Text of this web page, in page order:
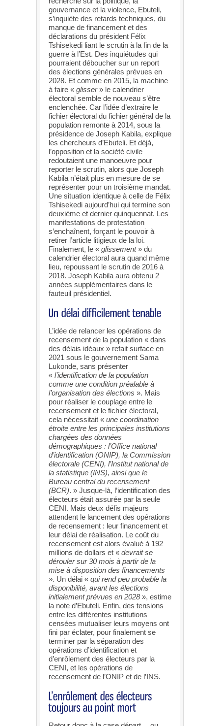
gouvernance et la violence, Ebuteli,
s’inquiète des retards techniques, du
manque de financement et des
déclarations du président Félix
Tshisekedi liant le scrutin à la fin de la
guerre à l’Est. Des inquiétudes qui
pourraient déboucher sur un report
des élections générales prévues en
2028. Et comme en 2015, la machine
à faire « glisser» le calendrier
électoral semble de nouveau s’être
enclenchée. Car l’idée d’extraire le
fichier électoral du fichier général de la
population remonte à 2014, sous la
présidence de Joseph Kabila, explique
les chercheurs d’Ebuteli. Et déjà,
l’opposition et la société civile
redoutaient une manoeuvre pour
reporter le scrutin, alors que Joseph
Kabila n’était plus en mesure de se
représenter pour un troisième mandat.
Une situation identique à celle de Félix
Tshisekedi aujourd’hui qui termine son
deuxième et dernier quinquennat. Les
manifestations de protestation
s’enchaînent, forçant le pouvoir à
retirer l’article litigieux de la loi.
Finalement, le « glissement» du
calendrier électoral aura quand même
lieu, repoussant le scrutin de 2016 à
2018. Joseph Kabila aura obtenu 2
années supplémentaires dans le
fauteuil présidentiel.
L’idée de relancer les opérations de
recensement de la population « dans
des délais idéaux » refait surface en
2021 sous le gouvernement Sama
Lukonde, sans présenter
« l’identification de la population
comme une condition préalable à
l’organisation des élections ». Mais
pour réaliser le couplage entre le
recensement et le fichier électoral,
cela nécessitait « une coordination
étroite entre les principales institutions
chargées des données
démographiques : l’Office national
d’identification (ONIP), la Commission
électorale (CENI), l’Institut national de
la statistique (INS), ainsi que le
Bureau central du recensement
(BCR). » Jusque-là, l’identification des
électeurs était assurée par la seule
CENI. Mais deux défis majeurs
attendent le lancement des opérations
de recensement : leur financement et
leur délai de réalisation. Le coût du
recensement est alors évalué à 192
millions de dollars et « devrait se
dérouler sur 30 mois à partir de la
mise à disposition des financements
». Un délai « qui rend peu probable la
disponibilité, avant les élections
initialement prévues en 2028», estime
la note d’Ebuteli. Enfin, des tensions
entre les différentes institutions
censées mutualiser leurs moyens ont
fini par éclater, pour finalement se
terminer par la séparation des
opérations d’identification et
d’enrôlement des électeurs par la
CENI, et les opérations de
recensement de l’ONIP et de l’INS.